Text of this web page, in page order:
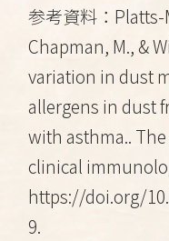
参考資料：Platts-
Chapman, M., &
variation in dust
allergens in dust
with asthma..
clinical
https://doi.org/
9.